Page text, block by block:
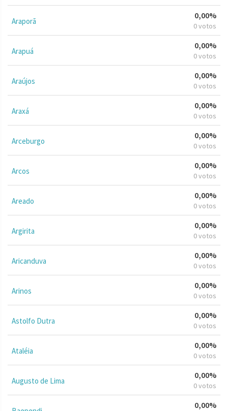
Araporã
0,00%
0 votos
Arapuá
0,00%
0 votos
Araújos
0,00%
0 votos
Araxá
0,00%
0 votos
Arceburgo
0,00%
0 votos
Arcos
0,00%
0 votos
Areado
0,00%
0 votos
Argirita
0,00%
0 votos
Aricanduva
0,00%
0 votos
Arinos
0,00%
0 votos
Astolfo Dutra
0,00%
0 votos
Ataléia
0,00%
0 votos
Augusto de Lima
0,00%
0 votos
0,00%